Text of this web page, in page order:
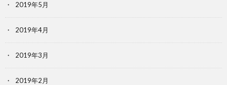
2019年5月
2019年4月
2019年3月
2019年2月